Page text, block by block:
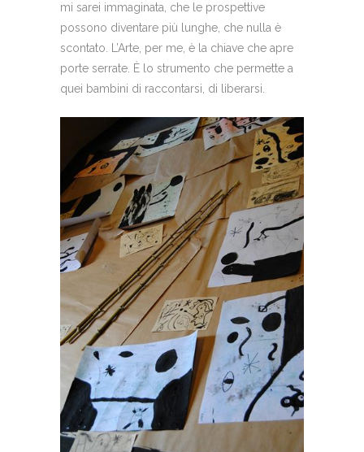
mi sarei immaginata, che le prospettive
possono diventare più lunghe, che nulla è
scontato. L’Arte, per me, è la chiave che apre
porte serrate. È lo strumento che permette a
quei bambini di raccontarsi, di liberarsi.